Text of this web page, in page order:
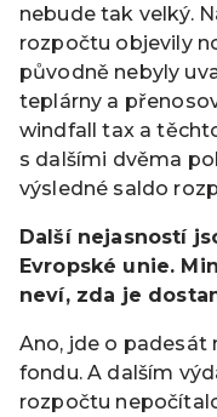
nebude tak velký.
rozpočtu objevily
původně nebyly
teplárny a
windfall tax a
s dalšími dvěma
výsledné saldo
Další nejasností
Evropské unie.
neví, zda je
Ano, jde o padesát
fondu. A dalším
rozpočtu